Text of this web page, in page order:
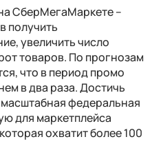
СберМегаМаркете –
получить
увеличить число
товаров. По прогнозам
что в период промо
в два раза. Достичь
федеральная
для маркетплейса
охватит более 100